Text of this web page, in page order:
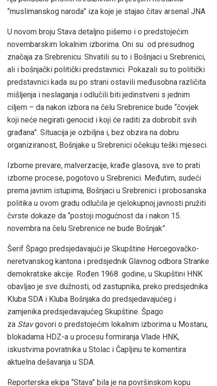
“muslimanskog naroda” iza koje je stajao čitav arsenal JNA
U novom broju Stava detaljno pišemo i o predstojećim
novembarskim lokalnim izborima. Oni su od presudnog
značaja za Srebrenicu. Shvatili su to i Bošnjaci u Srebrenici,
ali i bošnjački politički predstavnici. Pokazali su to politički
predstavnici kada su po strani ostavili međusobna različita
mišljenja i neslaganja i odlučili biti jedinstveni s jednim
ciljem – da nakon izbora na čelu Srebrenice bude “čovjek
koji neće negirati genocid i koji će raditi za dobrobit svih
građana”. Situacija je ozbiljna i, bez obzira na dobru
organiziranost, Bošnjake u Srebrenici očekuju teški mjeseci.
Izborne prevare, malverzacije, krađe glasova, sve to prati
izborne procese, pogotovo u Srebrenici. Međutim, sudeći
prema javnim istupima, Bošnjaci u Srebrenici i probosanska
politika u ovom gradu odlučila je cjelokupnoj javnosti pružiti
čvrste dokaze da “postoji mogućnost da i nakon 15.
novembra na čelu Srebrenice ne bude Bošnjak”.
Šerif Špago predsjedavajući je Skupštine Hercegovačko-
neretvanskog kantona i predsjednik Glavnog odbora Stranke
demokratske akcije. Rođen 1968. godine, u Skupštini HNK
obavljao je sve dužnosti, od zastupnika, preko predsjednika
Kluba SDA i Kluba Bošnjaka do predsjedavajućeg i
zamjenika predsjedavajućeg Skupštine. Špago
za Stavgovori o predstojećim lokalnim izborima u Mostaru,
blokadama HDZ-a u procesu formiranja Vlade HNK,
iskustvima povratnika u Stolac i Čapljinu te komentira
aktuelna dešavanja u SDA.
Reporterska ekipa “Stava” bila je na površinskom kopu